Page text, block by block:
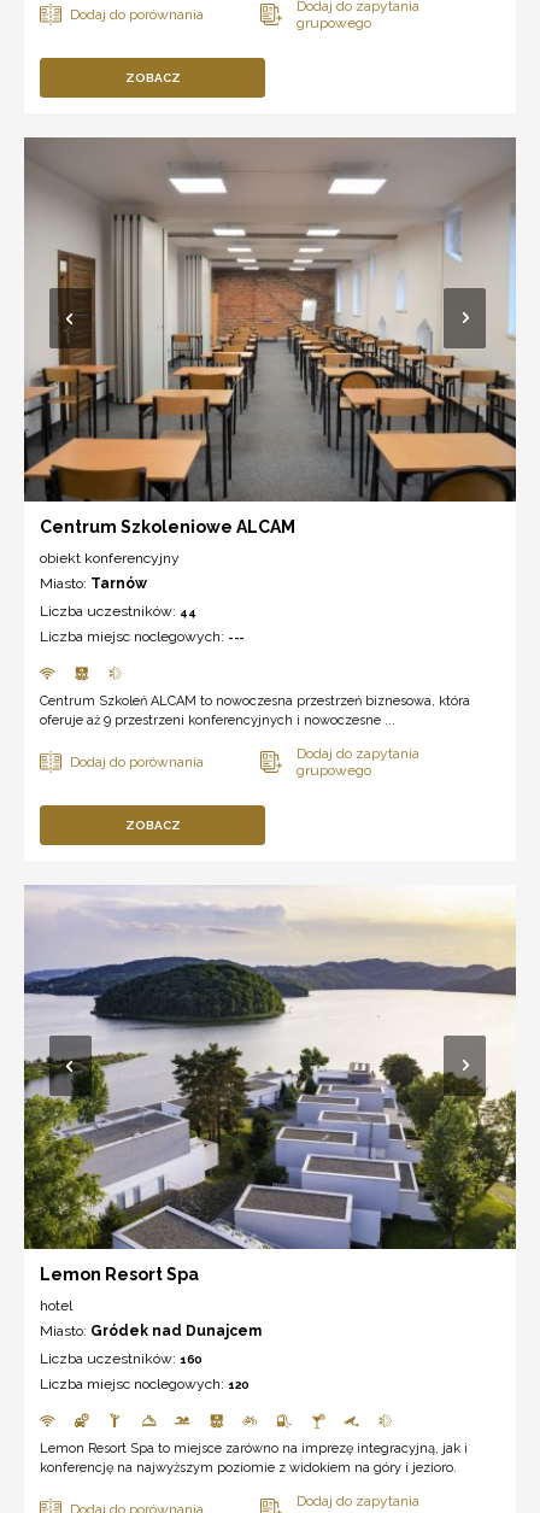
ZOBACZ
Centrum Szkoleniowe ALCAM
obiekt konferencyjny
Miasto: Tarnów
Liczba uczestników: 44
Liczba miejsc noclegowych: ---
Centrum Szkoleń ALCAM to nowoczesna przestrzeń biznesowa, która
oferuje aż 9 przestrzeni konferencyjnych i nowoczesne ...
ZOBACZ
Lemon Resort Spa
hotel
Miasto: Gródek nad Dunajcem
Liczba uczestników: 160
Liczba miejsc noclegowych: 120
Lemon Resort Spa to miejsce zarówno na imprezę integracyjną, jak i
konferencję na najwyższym poziomie z widokiem na góry i jezioro.